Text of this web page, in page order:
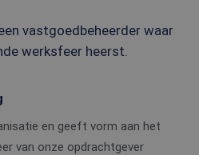
vastgoedbeheerder waar
werksfeer heerst.
en geeft vorm aan het
van onze opdrachtgever